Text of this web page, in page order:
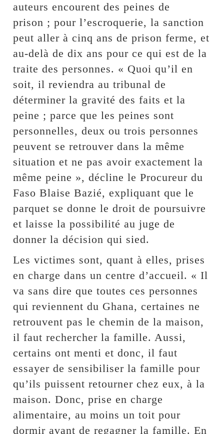
auteurs encourent des peines de
prison ; pour l’escroquerie, la sanction
peut aller à cinq ans de prison ferme, et
au-delà de dix ans pour ce qui est de la
traite des personnes. « Quoi qu’il en
soit, il reviendra au tribunal de
déterminer la gravité des faits et la
peine ; parce que les peines sont
personnelles, deux ou trois personnes
peuvent se retrouver dans la même
situation et ne pas avoir exactement la
même peine », décline le Procureur du
Faso Blaise Bazié, expliquant que le
parquet se donne le droit de poursuivre
et laisse la possibilité au juge de
donner la décision qui sied.
Les victimes sont, quant à elles, prises
en charge dans un centre d’accueil. « Il
va sans dire que toutes ces personnes
qui reviennent du Ghana, certaines ne
retrouvent pas le chemin de la maison,
il faut rechercher la famille. Aussi,
certains ont menti et donc, il faut
essayer de sensibiliser la famille pour
qu’ils puissent retourner chez eux, à la
maison. Donc, prise en charge
alimentaire, au moins un toit pour
dormir avant de regagner la famille. En